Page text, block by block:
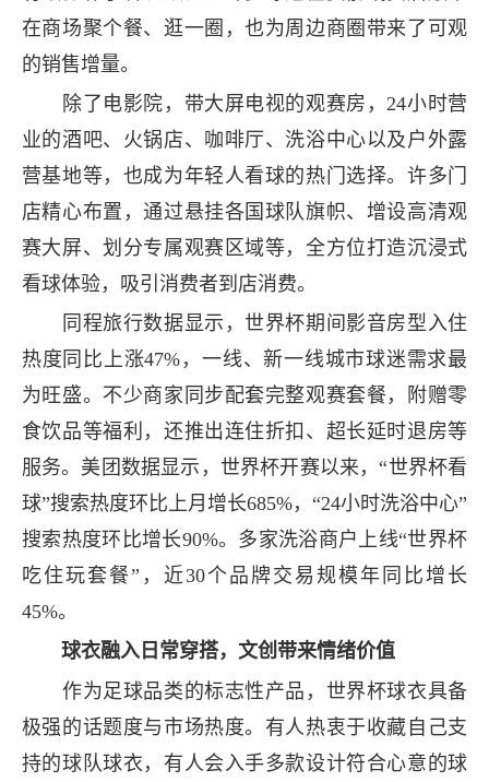
在商场聚个餐、逛一圈，也为周边商圈带来了可观
的销售增量。
除了电影院，带大屏电视的观赛房，24小时营
业的酒吧、火锅店、咖啡厅、洗浴中心以及户外露
营基地等，也成为年轻人看球的热门选择。许多门
店精心布置，通过悬挂各国球队旗帜、增设高清观
赛大屏、划分专属观赛区域等，全方位打造沉浸式
看球体验，吸引消费者到店消费。
同程旅行数据显示，世界杯期间影音房型入住
热度同比上涨47%，一线、新一线城市球迷需求最
为旺盛。不少商家同步配套完整观赛套餐，附赠零
食饮品等福利，还推出连住折扣、超长延时退房等
服务。美团数据显示，世界杯开赛以来，“世界杯看
球”搜索热度环比上月增长685%，“24小时洗浴中心”
搜索热度环比增长90%。多家洗浴商户上线“世界杯
吃住玩套餐”，近30个品牌交易规模年同比增长
45%。
球衣融入日常穿搭，文创带来情绪价值
作为足球品类的标志性产品，世界杯球衣具备
极强的话题度与市场热度。有人热衷于收藏自己支
持的球队球衣，有人会入手多款设计符合心意的球